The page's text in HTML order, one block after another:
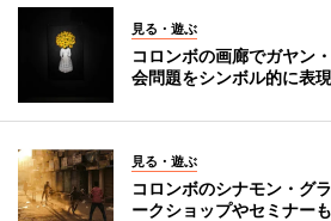
見る・遊ぶ
コロンボの画廊でガヤン
会問題をシンボル的に表現
見る・遊ぶ
コロンボのシナモン・グ
ークショップやセミナーも